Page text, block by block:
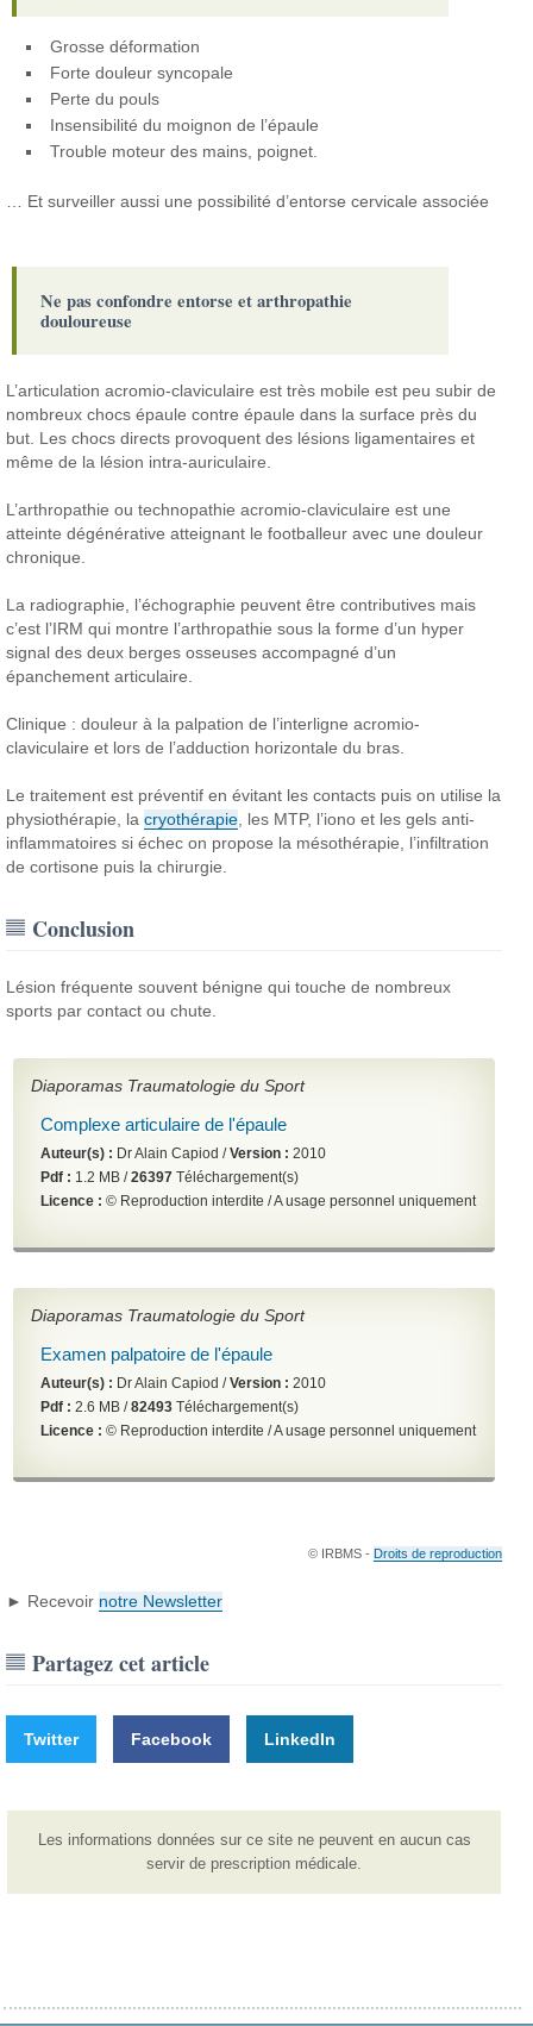
Grosse déformation
Forte douleur syncopale
Perte du pouls
Insensibilité du moignon de l’épaule
Trouble moteur des mains, poignet.
… Et surveiller aussi une possibilité d’entorse cervicale associée
Ne pas confondre entorse et arthropathie
douloureuse
L’articulation acromio-claviculaire est très mobile est peu subir de
nombreux chocs épaule contre épaule dans la surface près du
but. Les chocs directs provoquent des lésions ligamentaires et
même de la lésion intra-auriculaire.
L’arthropathie ou technopathie acromio-claviculaire est une
atteinte dégénérative atteignant le footballeur avec une douleur
chronique.
La radiographie, l’échographie peuvent être contributives mais
c’est l’IRM qui montre l’arthropathie sous la forme d’un hyper
signal des deux berges osseuses accompagné d’un
épanchement articulaire.
Clinique : douleur à la palpation de l’interligne acromio-
claviculaire et lors de l’adduction horizontale du bras.
Le traitement est préventif en évitant les contacts puis on utilise la
physiothérapie, lacryothérapie, les MTP, l’iono et les gels anti-
inflammatoires si échec on propose la mésothérapie, l’infiltration
de cortisone puis la chirurgie.
Conclusion
Lésion fréquente souvent bénigne qui touche de nombreux
sports par contact ou chute.
Diaporamas Traumatologie du Sport
Complexe articulaire de l'épaule
Auteur(s) : Dr Alain Capiod /Version : 2010
Pdf : 1.2 MB /26397 Téléchargement(s)
Licence : © Reproduction interdite / A usage personnel uniquement
Diaporamas Traumatologie du Sport
Examen palpatoire de l'épaule
Auteur(s) : Dr Alain Capiod /Version : 2010
Pdf : 2.6 MB /82493 Téléchargement(s)
Licence : © Reproduction interdite / A usage personnel uniquement
© IRBMS - Droits de reproduction
► Recevoir notre Newsletter
Partagez cet article
Twitter Facebook LinkedIn
Les informations données sur ce site ne peuvent en aucun cas
servir de prescription médicale.